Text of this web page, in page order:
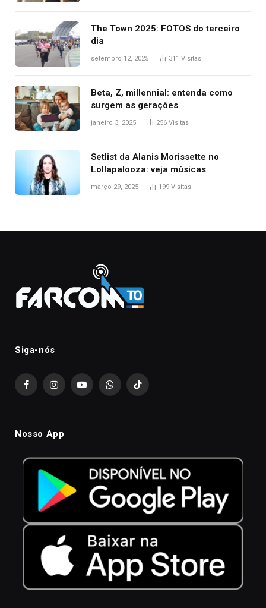
The Town 2025: FOTOS do terceiro
dia
setembro 12, 2025 311 Visitas
Beta, Z, millennial: entenda como
surgem as gerações
janeiro 3, 2025 256 Visitas
Setlist da Alanis Morissette no
Lollapalooza: veja músicas
março 29, 2025 199 Visitas
Siga-nós
FacebookInstagramYouTubeWhatsAppTikTok
Nosso App